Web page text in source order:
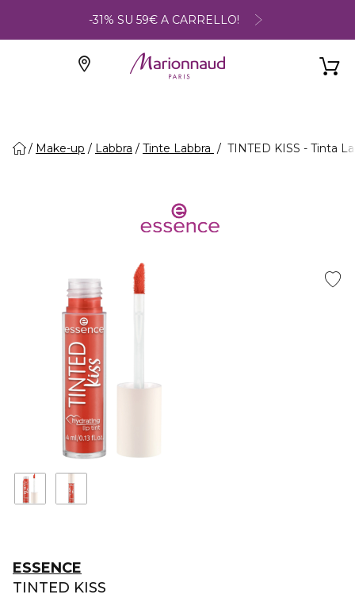
-31% SU 59€ A CARRELLO!
Make-up Labbra Tinte Labbra TINTED KISS - Tinta
ESSENCE
TINTED KISS